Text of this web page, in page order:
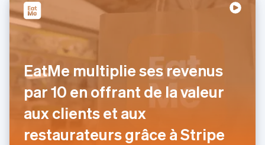
EatMe multiplie ses revenus
par 10 en offrant de la valeur
aux clients et aux
restaurateurs grâce à Stripe
Chine continentale
简体中文
Chypre
Croatie
English
Danemark
English
Émirats arabes unis
English
Espagne
EspañolEnglish